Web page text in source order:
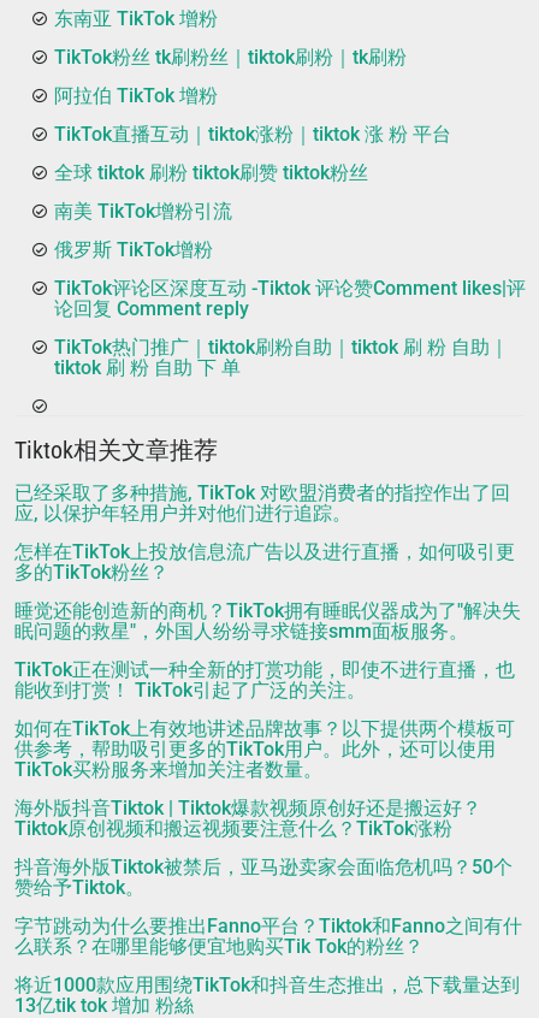
东南亚 TikTok 增粉
TikTok粉丝 tk刷粉丝｜tiktok刷粉｜tk刷粉
阿拉伯 TikTok 增粉
TikTok直播互动｜tiktok涨粉｜tiktok 涨 粉 平台
全球 tiktok 刷粉 tiktok刷赞 tiktok粉丝
南美 TikTok增粉引流
俄罗斯 TikTok增粉
TikTok评论区深度互动 -Tiktok 评论赞Comment likes|评
论回复 Comment reply
TikTok热门推广｜tiktok刷粉自助｜tiktok 刷 粉 自助｜
tiktok 刷 粉 自助 下 单
Tiktok相关文章推荐
已经采取了多种措施, TikTok 对欧盟消费者的指控作出了回
应, 以保护年轻用户并对他们进行追踪。
怎样在TikTok上投放信息流广告以及进行直播，如何吸引更
多的TikTok粉丝？
睡觉还能创造新的商机？TikTok拥有睡眠仪器成为了"解决失
眠问题的救星"，外国人纷纷寻求链接smm面板服务。
TikTok正在测试一种全新的打赏功能，即使不进行直播，也
能收到打赏！ TikTok引起了广泛的关注。
如何在TikTok上有效地讲述品牌故事？以下提供两个模板可
供参考，帮助吸引更多的TikTok用户。此外，还可以使用
TikTok买粉服务来增加关注者数量。
海外版抖音Tiktok | Tiktok爆款视频原创好还是搬运好？
Tiktok原创视频和搬运视频要注意什么？TikTok涨粉
抖音海外版Tiktok被禁后，亚马逊卖家会面临危机吗？50个
赞给予Tiktok。
字节跳动为什么要推出Fanno平台？Tiktok和Fanno之间有什
么联系？在哪里能够便宜地购买Tik Tok的粉丝？
将近1000款应用围绕TikTok和抖音生态推出，总下载量达到
13亿tik tok 增加 粉絲